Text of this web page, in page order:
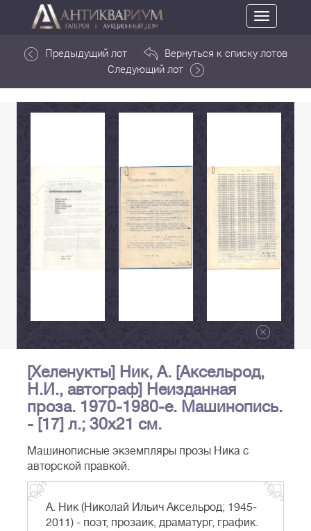
Toggle
navigation
Предыдущий лот
Вернуться к списку лотов
Следующий лот
[Хеленукты] Ник, А. [Аксельрод,
Н.И., автограф] Неизданная
проза. 1970-1980-е. Машинопись.
- [17] л.; 30x21 см.
Машинописные экземпляры прозы Ника с
авторской правкой.
А. Ник (Николай Ильич Аксельрод; 1945-
2011) - поэт, прозаик, драматург, график.